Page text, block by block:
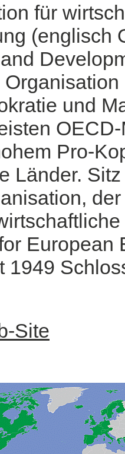
für
(englisch
und
Pro-
Länder.
European
1949
Site